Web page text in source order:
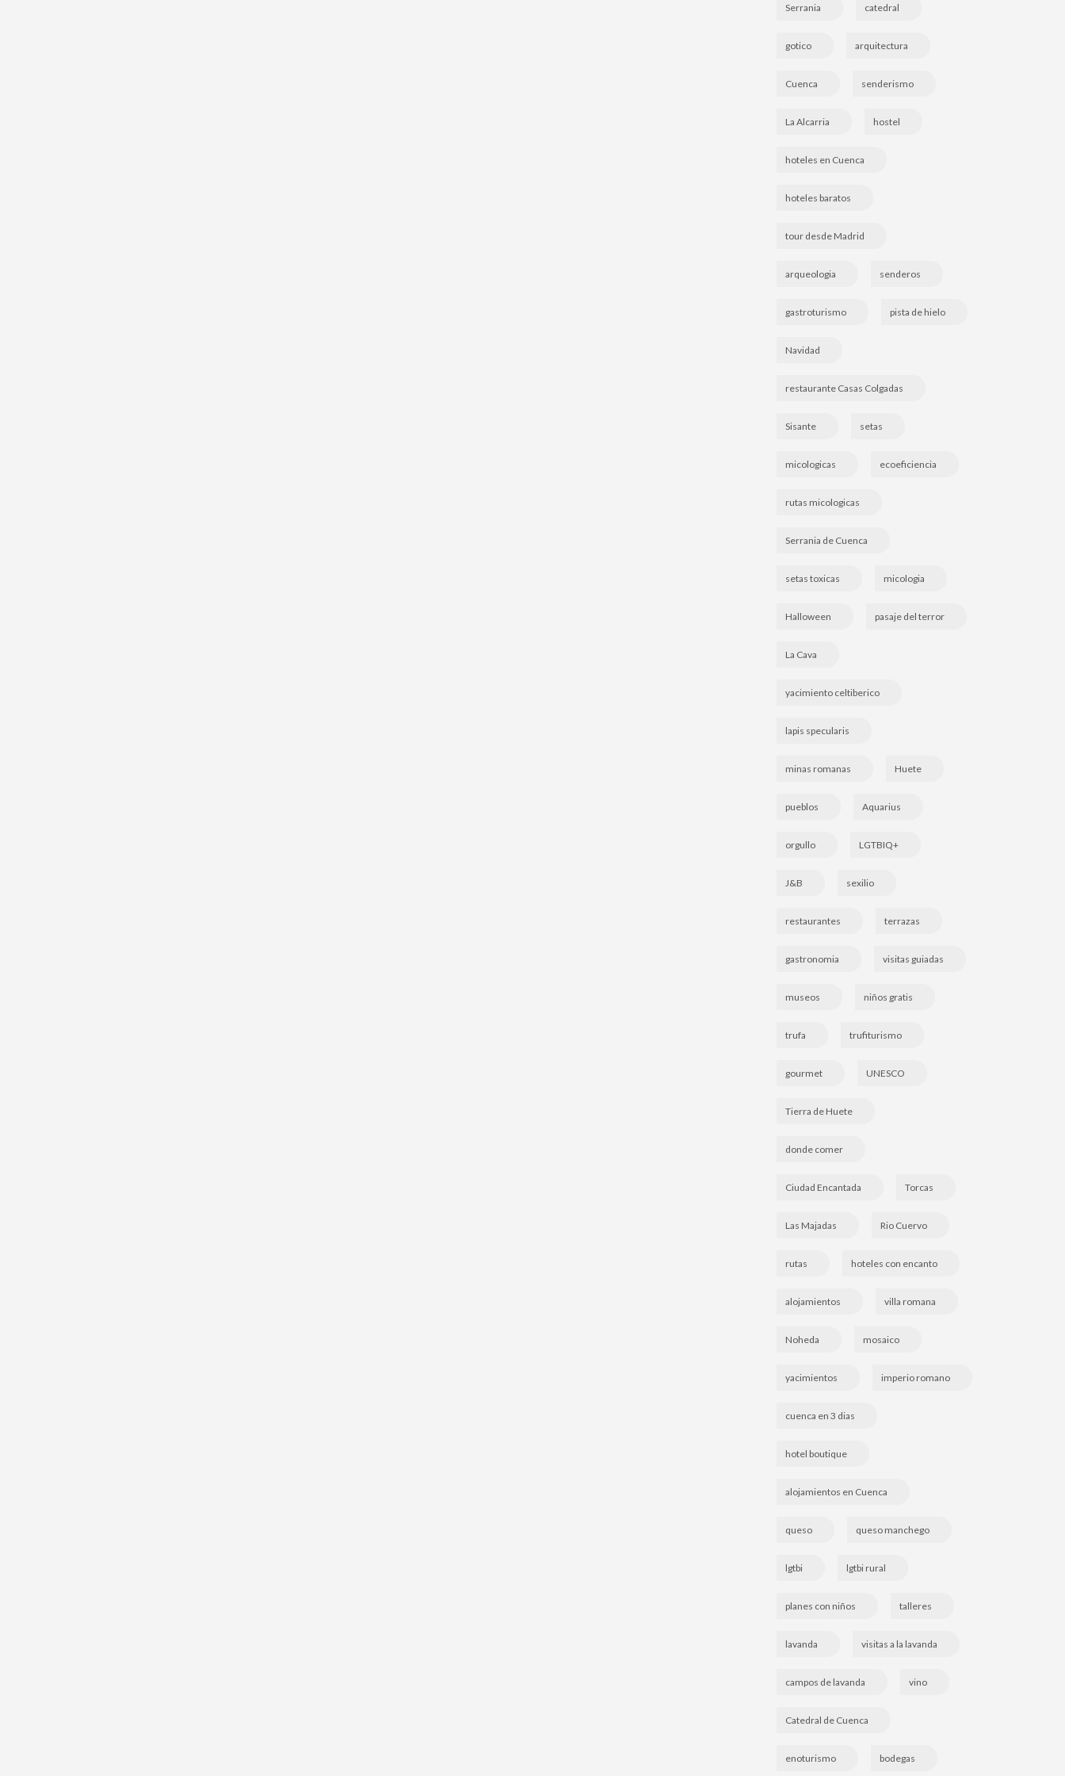
Serrania catedral
gotico arquitectura
Cuenca senderismo
La Alcarria hostel
hoteles en Cuenca
hoteles baratos
tour desde Madrid
arqueologia senderos
gastroturismo pista de hielo
Navidad
restaurante Casas Colgadas
Sisante setas
micologicas ecoeficiencia
rutas micologicas
Serrania de Cuenca
setas toxicas micologia
Halloween pasaje del terror
La Cava
yacimiento celtiberico
lapis specularis
minas romanas Huete
pueblos Aquarius
orgullo LGTBIQ+
J&B sexilio
restaurantes terrazas
gastronomia visitas guiadas
museos niños gratis
trufa trufiturismo
gourmet UNESCO
Tierra de Huete
donde comer
Ciudad Encantada Torcas
Las Majadas Rio Cuervo
rutas hoteles con encanto
alojamientos villa romana
Noheda mosaico
yacimientos imperio romano
cuenca en 3 dias
hotel boutique
alojamientos en Cuenca
queso queso manchego
lgtbi lgtbi rural
planes con niños talleres
lavanda visitas a la lavanda
campos de lavanda vino
Catedral de Cuenca
enoturismo bodegas